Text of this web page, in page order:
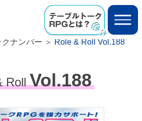
ナンバー Role & Roll Vol.188
RollVol.188